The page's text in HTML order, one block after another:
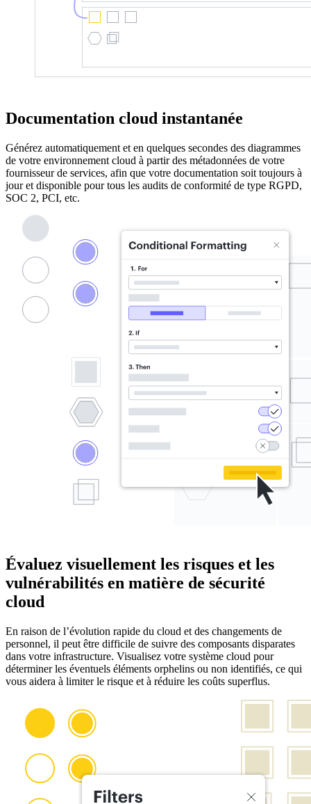
Documentation cloud instantanée
Générez automatiquement et en quelques secondes des diagrammes
de votre environnement cloud à partir des métadonnées de votre
fournisseur de services, afin que votre documentation soit toujours à
jour et disponible pour tous les audits de conformité de type RGPD,
SOC 2, PCI, etc.
Évaluez visuellement les risques et les
vulnérabilités en matière de sécurité
cloud
En raison de l’évolution rapide du cloud et des changements de
personnel, il peut être difficile de suivre des composants disparates
dans votre infrastructure. Visualisez votre système cloud pour
déterminer les éventuels éléments orphelins ou non identifiés, ce qui
vous aidera à limiter le risque et à réduire les coûts superflus.